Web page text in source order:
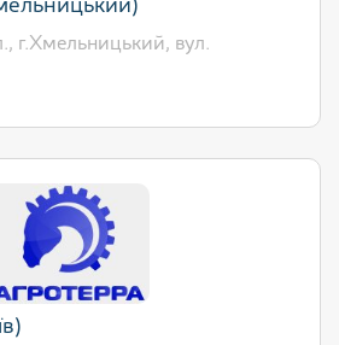
г.Хмельницький, вул.